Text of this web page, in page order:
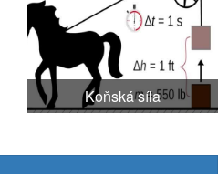
Koňská síla